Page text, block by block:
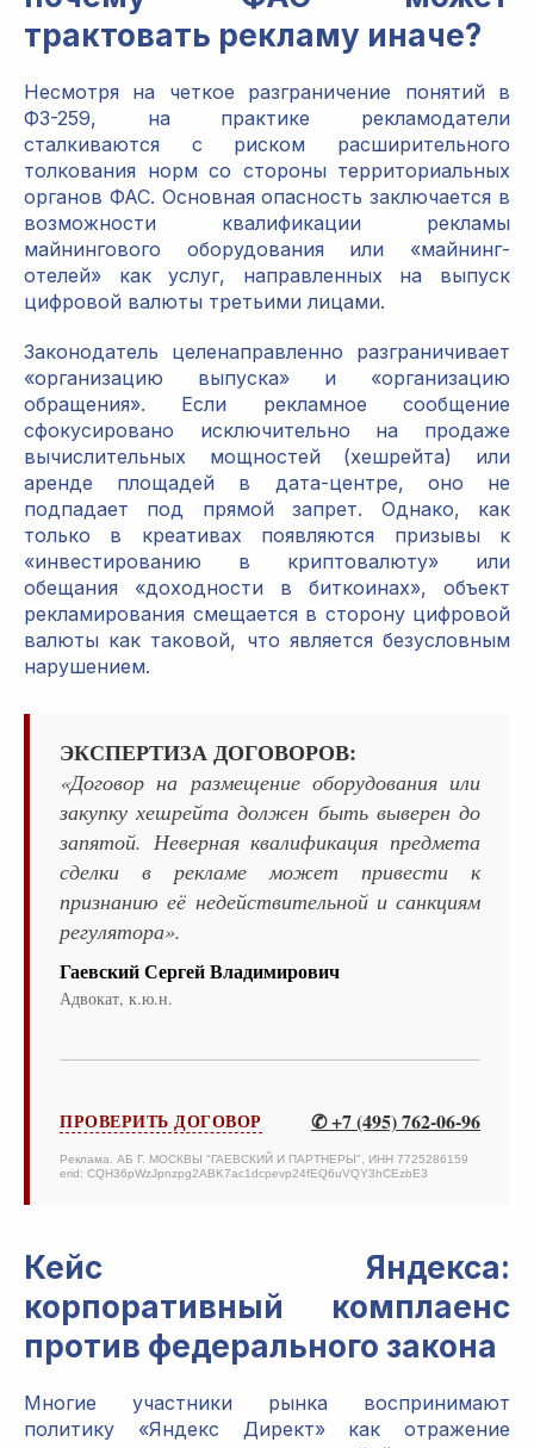
трактовать рекламу иначе?
Несмотря на четкое разграничение понятий в
ФЗ-259, на практике рекламодатели
сталкиваются с риском расширительного
толкования норм со стороны территориальных
органов ФАС. Основная опасность заключается в
возможности квалификации рекламы
майнингового оборудования или «майнинг-
отелей» как услуг, направленных на выпуск
цифровой валюты третьими лицами.
Законодатель целенаправленно разграничивает
«организацию выпуска» и «организацию
обращения». Если рекламное сообщение
сфокусировано исключительно на продаже
вычислительных мощностей (хешрейта) или
аренде площадей в дата-центре, оно не
подпадает под прямой запрет. Однако, как
только в креативах появляются призывы к
«инвестированию в криптовалюту» или
обещания «доходности в биткоинах», объект
рекламирования смещается в сторону цифровой
валюты как таковой, что является безусловным
нарушением.
ЭКСПЕРТИЗА ДОГОВОРОВ:
«Договор на размещение оборудования или
закупку хешрейта должен быть выверен до
запятой. Неверная квалификация предмета
сделки в рекламе может привести к
признанию её недействительной и санкциям
регулятора».
Гаевский Сергей Владимирович
Адвокат, к.ю.н.
ПРОВЕРИТЬ ДОГОВОР ✆ +7 (495) 762-06-96
Реклама. АБ Г. МОСКВЫ "ГАЕВСКИЙ И ПАРТНЕРЫ", ИНН 7725286159
erid: CQH36pWzJpnzpg2ABK7ac1dcpevp24fEQ6uVQY3hCEzbE3
Кейс Яндекса:
корпоративный комплаенс
против федерального закона
Многие участники рынка воспринимают
политику «Яндекс Директ» как отражение